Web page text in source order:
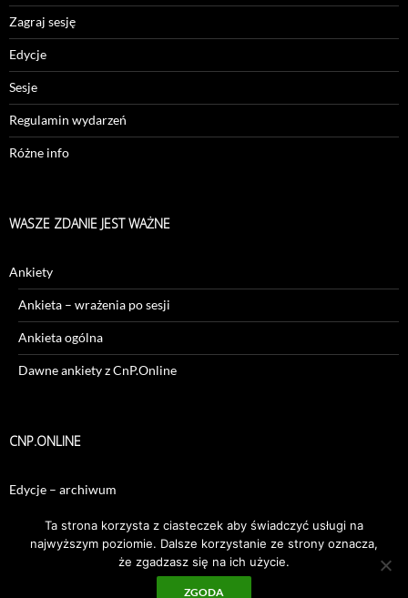
Zagraj sesję
Edycje
Sesje
Regulamin wydarzeń
Różne info
WASZE ZDANIE JEST WAŻNE
Ankiety
Ankieta – wrażenia po sesji
Ankieta ogólna
Dawne ankiety z CnP.Online
CNP.ONLINE
Edycje – archiwum
Sesje – archiwum
Ta strona korzysta z ciasteczek aby świadczyć usługi na
najwyższym poziomie. Dalsze korzystanie ze strony oznacza,
że zgadzasz się na ich użycie.
ZGODA